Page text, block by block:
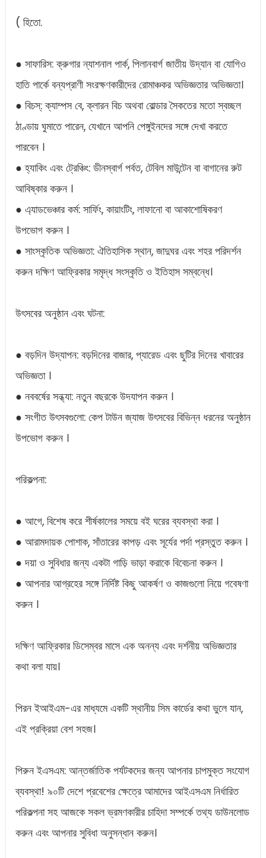
( হিতো.
● সাফারিস: ক্রুগার ন্যাশনাল পার্ক, পিলানবার্গ জাতীয় উদ্যান বা যোগিও
হাতি পার্কে বন্যপ্রাণী সংরক্ষণকারীদের রোমাঞ্চকর অভিজ্ঞতার অভিজ্ঞতা।
● বিচস্‌: ক্যাম্পস বে, ক্লারন বিচ অথবা বোল্ডার সৈকতের মতো স্বচ্ছল
ঠাণ্ডায় ঘুমাতে পারেন, যেখানে আপনি পেঙ্গুইনদের সঙ্গে দেখা করতে
পারবেন ।
● হ্যাকিং এবং ট্রেঞ্চিং: ডীনস্‌বার্গ পর্বত, টেবিল মাউন্টেন বা বাগানের রুট
আবিষ্কার করুন ।
● এ্যাডভেঞ্চার কর্ম: সার্ফিং, কায়াংটিং, লাফানো বা আকাশোষিকরণ
উপভোগ করুন ।
● সাংস্কৃতিক অভিজ্ঞতা: ঐতিহাসিক স্থান, জাদুঘর এবং শহর পরিদর্শন
করুন দক্ষিণ আফ্রিকার সমৃদ্ধ সংস্কৃতি ও ইতিহাস সম্বন্ধে।
উৎসবের অনুষ্ঠান এবং ঘটনা:
● বড়দিন উদ্‌যাপন: বড়দিনের বাজার, প্যারেড এবং ছুটির দিনের খাবারের
অভিজ্ঞতা ।
● নববর্ষের সন্ধ্যা: নতুন বছরকে উদযাপন করুন ।
● সংগীত উৎসবগুলো: কেপ টাউন জ্যাজ উৎসবের বিভিন্ন ধরনের অনুষ্ঠান
উপভোগ করুন ।
পরিকল্পনা:
● আগে, বিশেষ করে শীর্ষকালের সময়ে বই ঘরের ব্যবস্থা করা ।
● আরামদায়ক পোশাক, সাঁতারের কাপড় এবং সূর্যের পর্দা প্রস্তুত করুন ।
● দয়া ও সুবিধার জন্য একটা গাড়ি ভাড়া করাকে বিবেচনা করুন ।
● আপনার আগ্রহের সঙ্গে নির্দিষ্ট কিছু আকর্ষণ ও কাজগুলো নিয়ে গবেষণা
করুন ।
দক্ষিণ আফ্রিকার ডিসেম্বর মাসে এক অনন্য এবং দর্শনীয় অভিজ্ঞতার
কথা বলা যায়।
পিরন ইআইএম-এর মাধ্যমে একটি স্থানীয় সিম কার্ডের কথা ভুলে যান,
এই প্রক্রিয়া বেশ সহজ।
পিরুন ইএসএম: আন্তর্জাতিক পর্যটকদের জন্য আপনার চাপমুক্ত সংযোগ
ব্যবস্থা! ৯০টি দেশে প্রবেশের ক্ষেত্রে আমাদের আইএসএম নির্ধারিত
পরিকল্পনা সহ আজকে সকল ভ্রমণকারীর চাহিদা সম্পর্কে তথ্য ডাউনলোড
করুন এবং আপনার সুবিধা অনুসন্ধান করুন।